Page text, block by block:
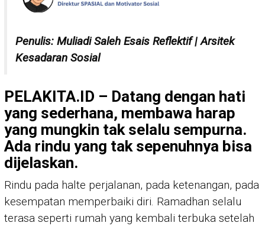
Penulis: Muliadi Saleh Esais Reflektif | Arsitek
Kesadaran Sosial
PELAKITA.ID – Datang dengan hati
yang sederhana, membawa harap
yang mungkin tak selalu sempurna.
Ada rindu yang tak sepenuhnya bisa
dijelaskan.
Rindu pada halte perjalanan, pada ketenangan, pada
kesempatan memperbaiki diri. Ramadhan selalu
terasa seperti rumah yang kembali terbuka setelah